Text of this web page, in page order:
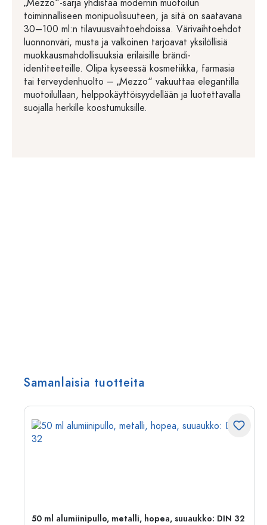
„Mezzo“-sarja yhdistää modernin muotoilun
toiminnalliseen monipuolisuuteen, ja sitä on saatavana
30–100 ml:n tilavuusvaihtoehdoissa. Värivaihtoehdot
luonnonväri, musta ja valkoinen tarjoavat yksilöllisiä
muokkausmahdollisuuksia erilaisille brändi-
identiteeteille. Olipa kyseessä kosmetiikka, farmasia
tai terveydenhuolto – „Mezzo“ vakuuttaa elegantilla
muotoilullaan, helppokäyttöisyydellään ja luotettavalla
suojalla herkille koostumuksille.
Samanlaisia tuotteita
50 ml alumiinipullo, metalli, hopea, suuaukko: DIN 32